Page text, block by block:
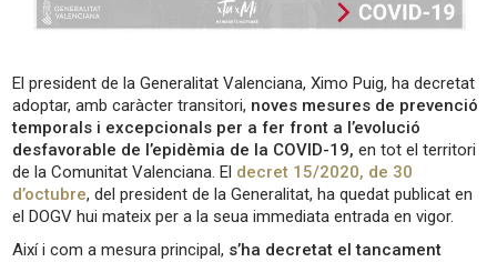
El president de la Generalitat Valenciana, Ximo Puig, ha decretat
adoptar, amb caràcter transitori, noves mesures de prevenció
temporals i excepcionals per a fer front a l’evolució
desfavorable de l’epidèmia de la COVID-19, en tot el territori
de la Comunitat Valenciana. El decret 15/2020, de 30
d’octubre, del president de la Generalitat, ha quedat publicat en
el DOGV hui mateix per a la seua immediata entrada en vigor.
Així i com a mesura principal, s’ha decretat el tancament